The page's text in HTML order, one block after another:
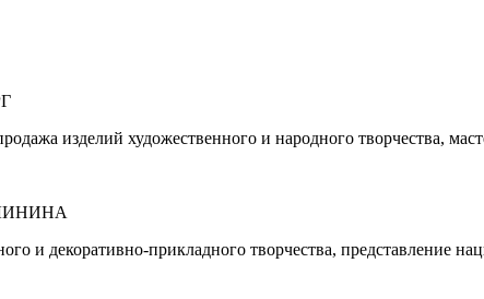
изделий художественного и народного творчества,
и декоративно-прикладного творчества, представление